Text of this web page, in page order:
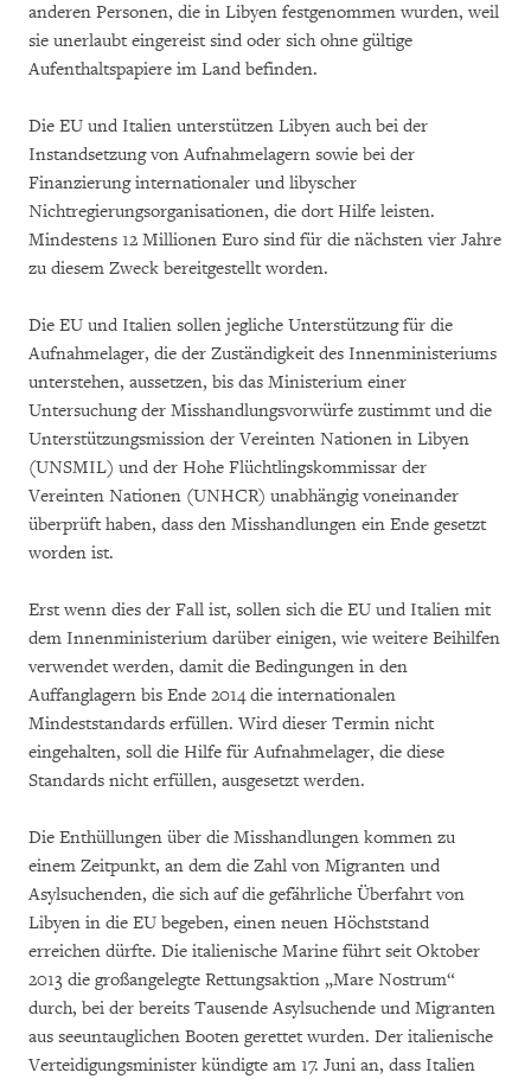
anderen Personen, die in Libyen festgenommen wurden, weil
sie unerlaubt eingereist sind oder sich ohne gültige
Aufenthaltspapiere im Land befinden.
Die EU und Italien unterstützen Libyen auch bei der
Instandsetzung von Aufnahmelagern sowie bei der
Finanzierung internationaler und libyscher
Nichtregierungsorganisationen, die dort Hilfe leisten.
Mindestens 12 Millionen Euro sind für die nächsten vier Jahre
zu diesem Zweck bereitgestellt worden.
Die EU und Italien sollen jegliche Unterstützung für die
Aufnahmelager, die der Zuständigkeit des Innenministeriums
unterstehen, aussetzen, bis das Ministerium einer
Untersuchung der Misshandlungsvorwürfe zustimmt und die
Unterstützungsmission der Vereinten Nationen in Libyen
(UNSMIL) und der Hohe Flüchtlingskommissar der
Vereinten Nationen (UNHCR) unabhängig voneinander
überprüft haben, dass den Misshandlungen ein Ende gesetzt
worden ist.
Erst wenn dies der Fall ist, sollen sich die EU und Italien mit
dem Innenministerium darüber einigen, wie weitere Beihilfen
verwendet werden, damit die Bedingungen in den
Auffanglagern bis Ende 2014 die internationalen
Mindeststandards erfüllen. Wird dieser Termin nicht
eingehalten, soll die Hilfe für Aufnahmelager, die diese
Standards nicht erfüllen, ausgesetzt werden.
Die Enthüllungen über die Misshandlungen kommen zu
einem Zeitpunkt, an dem die Zahl von Migranten und
Asylsuchenden, die sich auf die gefährliche Überfahrt von
Libyen in die EU begeben, einen neuen Höchststand
erreichen dürfte. Die italienische Marine führt seit Oktober
2013 die großangelegte Rettungsaktion „Mare Nostrum“
durch, bei der bereits Tausende Asylsuchende und Migranten
aus seeuntauglichen Booten gerettet wurden. Der italienische
Verteidigungsminister kündigte am 17. Juni an, dass Italien